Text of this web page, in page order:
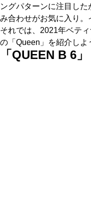
ングパターンに注目し
み合わせがお気に入り。
それでは、2021年ベテ
の「Queen」を紹介しよ
「QUEEN B 6」